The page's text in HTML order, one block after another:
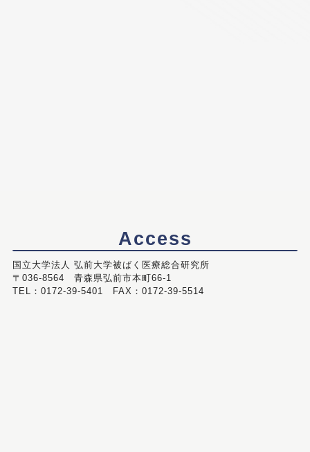
Access
国立大学法人 弘前大学被ばく医療総合研究所
〒036-8564 青森県弘前市本町66-1
TEL：0172-39-5401 FAX：0172-39-5514